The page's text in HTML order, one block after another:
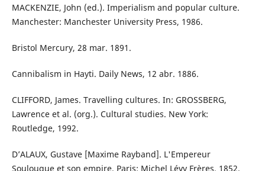
MACKENZIE, John (ed.). Imperialism and popular culture.
Manchester: Manchester University Press, 1986.
Bristol Mercury, 28 mar. 1891.
Cannibalism in Hayti. Daily News, 12 abr. 1886.
CLIFFORD, James. Travelling cultures. In: GROSSBERG,
Lawrence et al. (org.). Cultural studies. New York:
Routledge, 1992.
D’ALAUX, Gustave [Maxime Rayband]. L'Empereur
Soulouque et son empire. Paris: Michel Lévy Frères, 1852.